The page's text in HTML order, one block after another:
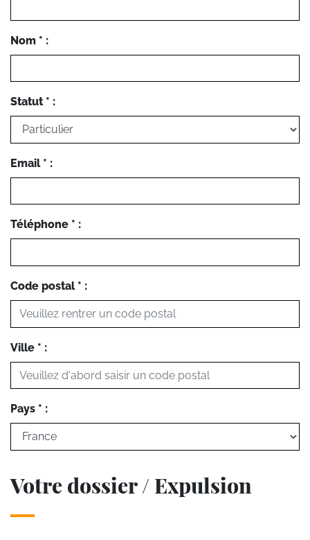
Nom * :
Statut * :
Email * :
Téléphone * :
Code postal * :
Ville * :
Pays * :
Votre dossier / Expulsion